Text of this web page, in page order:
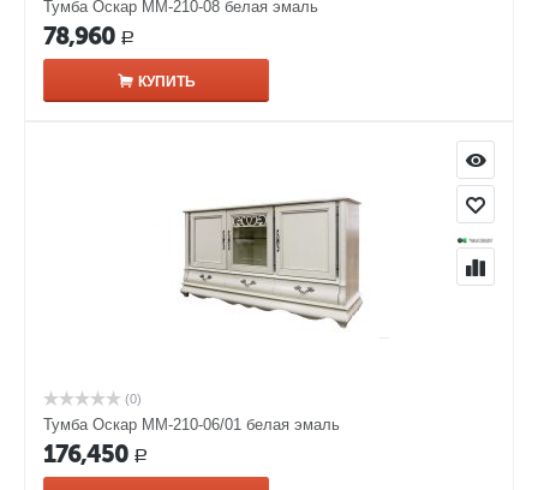
Тумба Оскар ММ-210-08 белая эмаль
78,960 Р
КУПИТЬ
(0)
Тумба Оскар ММ-210-06/01 белая эмаль
176,450 Р